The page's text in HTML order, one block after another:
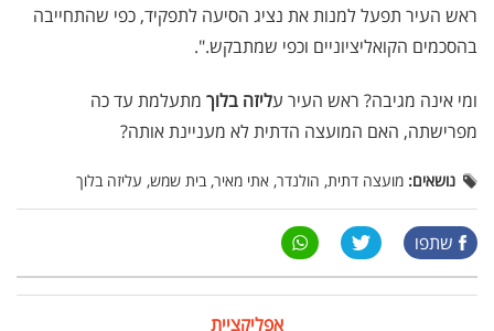
ראש העיר תפעל למנות את נציג הסיעה לתפקיד, כפי שהתחייבה
בהסכמים הקואליציוניים וכפי שמתבקש.".
ומי אינה מגיבה? ראש העיר עליזה בלוך מתעלמת עד כה
מפרישתה, האם המועצה הדתית לא מעניינת אותה?
נושאים: מועצה דתית, הולנדר, אתי מאיר, בית שמש, עליזה בלוך
שתפו
אפליקציית